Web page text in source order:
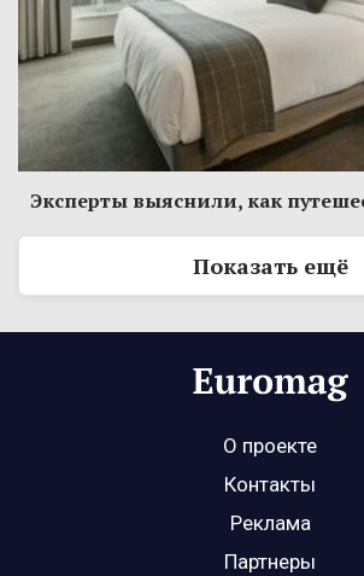
Эксперты выяснили, как
Показать ещё
О проекте
Контакты
Реклама
Партнеры